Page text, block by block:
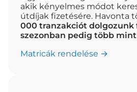
akik kényelmes módot
útdíjak fizetésére. Havonta
000 tranzakciót dolgozunk
szezonban pedig több
Matricák rendelése →